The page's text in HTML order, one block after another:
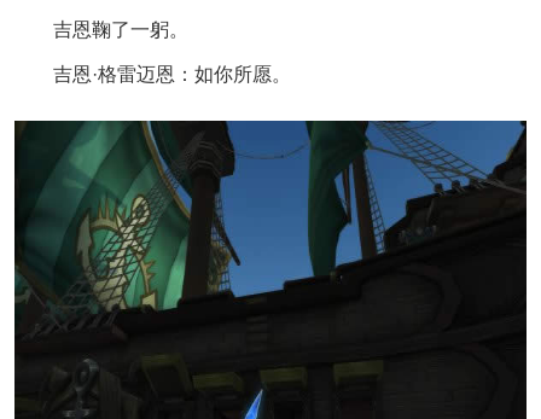
吉恩鞠了一躬。
吉恩·格雷迈恩：如你所愿。